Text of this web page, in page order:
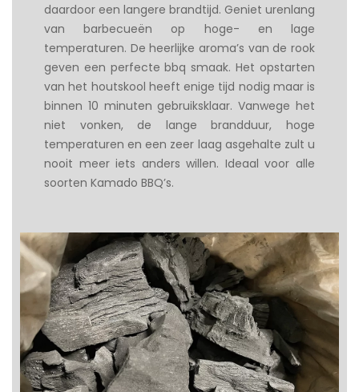
daardoor een langere brandtijd. Geniet urenlang
van barbecueën op hoge- en lage
temperaturen. De heerlijke aroma’s van de rook
geven een perfecte bbq smaak. Het opstarten
van het houtskool heeft enige tijd nodig maar is
binnen 10 minuten gebruiksklaar. Vanwege het
niet vonken, de lange brandduur, hoge
temperaturen en een zeer laag asgehalte zult u
nooit meer iets anders willen. Ideaal voor alle
soorten Kamado BBQ’s.